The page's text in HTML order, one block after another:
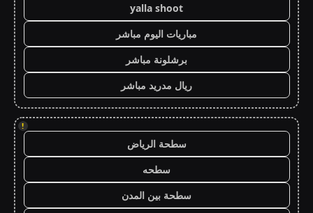
yalla shoot
مباريات اليوم مباشر
برشلونة مباشر
ريال مدريد مباشر
!
سطحة الرياض
سطحه
سطحة بين المدن